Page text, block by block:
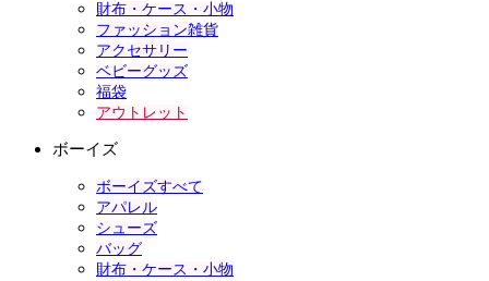
財布・ケース・小物
ファッション雑貨
アクセサリー
ベビーグッズ
福袋
アウトレット
ボーイズ
ボーイズすべて
アパレル
シューズ
バッグ
財布・ケース・小物